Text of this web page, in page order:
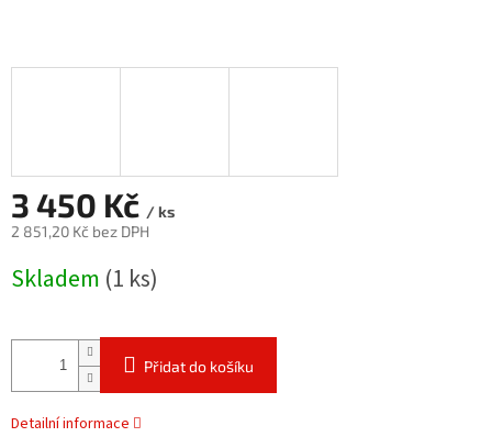
3 450 Kč / ks
2 851,20 Kč bez DPH
cena:
Skladem (1 ks)
Přidat do košíku
Detailní informace